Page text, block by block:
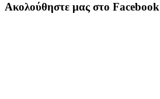
Ακολούθηστε μας στο Facebook